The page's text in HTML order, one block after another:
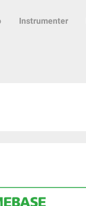
Instrumenter